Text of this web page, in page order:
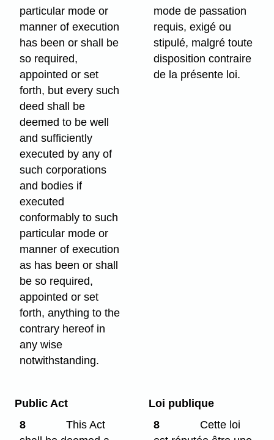
particular mode or
manner of execution
has been or shall be
so required,
appointed or set
forth, but every such
deed shall be
deemed to be well
and sufficiently
executed by any of
such corporations
and bodies if
executed
conformably to such
particular mode or
manner of execution
as has been or shall
be so required,
appointed or set
forth, anything to the
contrary hereof in
any wise
notwithstanding.
mode de passation
requis, exigé ou
stipulé, malgré toute
disposition contraire
de la présente loi.
Public Act
8
This Act
Loi publique
8
Cette loi